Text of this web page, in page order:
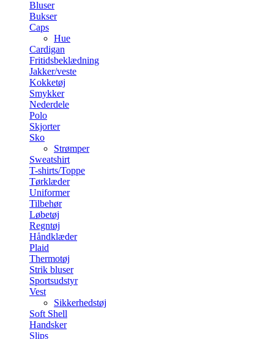
Bluser
Bukser
Caps
Hue
Cardigan
Fritidsbeklædning
Jakker/veste
Kokketøj
Smykker
Nederdele
Polo
Skjorter
Sko
Strømper
Sweatshirt
T-shirts/Toppe
Tørklæder
Uniformer
Tilbehør
Løbetøj
Regntøj
Håndklæder
Plaid
Thermotøj
Strik bluser
Sportsudstyr
Vest
Sikkerhedstøj
Soft Shell
Handsker
Slips